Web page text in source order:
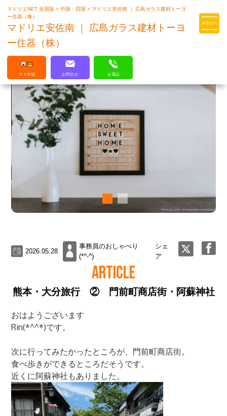
マドリエはLIXILの厳しい基準を
マドリエNET 全国版>中国・四国>マドリエ安佐南 ｜ 広島ガラス建材トーヨ
ー住器（株）
マドリエ安佐南 ｜ 広島ガラス建材トーヨ
ー住器（株）
マド本舗 お問合せ お電話
2026.05.28
事務員のおしゃべり
(*^-^)
シェ
ア
ARTICLE
熊本・大分旅行 ② 門前町商店街・阿蘇神社